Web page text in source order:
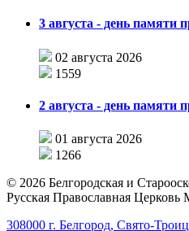
3 августа - день памяти
02 августа 2026
1559
2 августа - день памяти
01 августа 2026
1266
© 2026 Белгородская и
Русская Православная Церковь
308000 г. Белгород, Свято-